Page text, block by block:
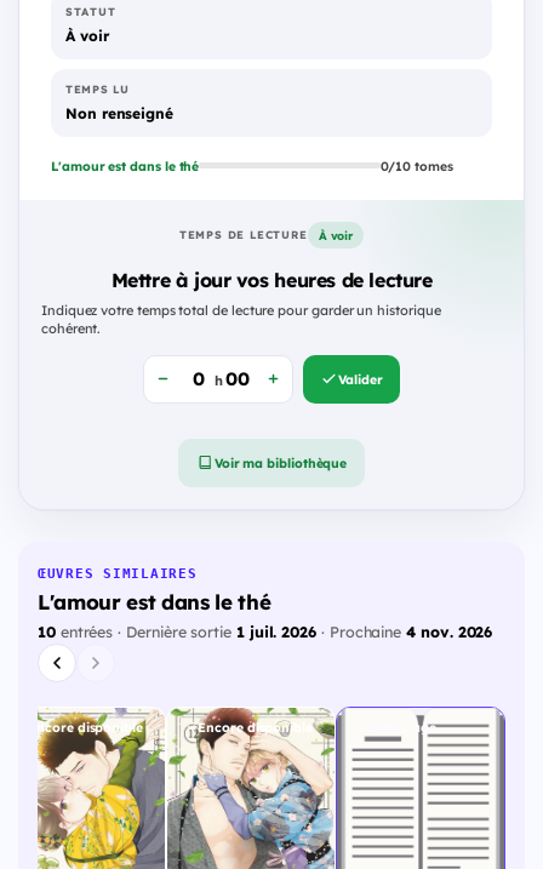
STATUT
À voir
TEMPS LU
Non renseigné
L'amour est dans le thé 0/10 tomes
TEMPS DE LECTURE À voir
Mettre à jour vos heures de lecture
Indiquez votre temps total de lecture pour garder un historique
cohérent.
h Valider
Voir ma bibliothèque
ŒUVRES SIMILAIRES
L'amour est dans le thé
10entrées · Dernière sortie 1 juil. 2026 · Prochaine4 nov. 2026
Encore disponible Encore disponible Cette page